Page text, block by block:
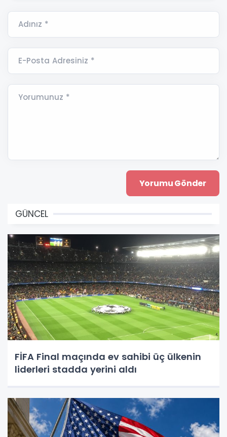
Adınız *
E-Posta Adresiniz *
Yorumunuz *
GÜNCEL
FİFA Final maçında ev sahibi üç ülkenin
liderleri stadda yerini aldı